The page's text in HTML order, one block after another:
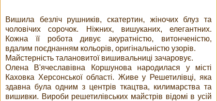
Вишила безліч рушників, скатертин, жіночих блуз та
чоловічих сорочок. Ніжних, вишуканих, елегантних.
Кожна її робота дивує акуратністю, витонченістю,
вдалим поєднанням кольорів, оригінальністю узорів.
Майстерність талановитої вишивальниці зачаровує.
Олена В'ячеславівна Коршунова народилася у місті
Каховка Херсонської області. Живе у Решетилівці, яка
здавна була одним з центрів ткацтва, килимарства та
вишивки. Вироби решетилівських майстрів відомі в усій